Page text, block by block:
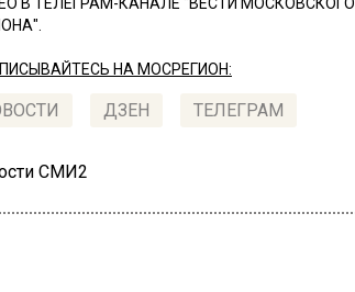
НА МОСРЕГИОН:
ДЗЕН ТЕЛЕГРАМ
СМИ2